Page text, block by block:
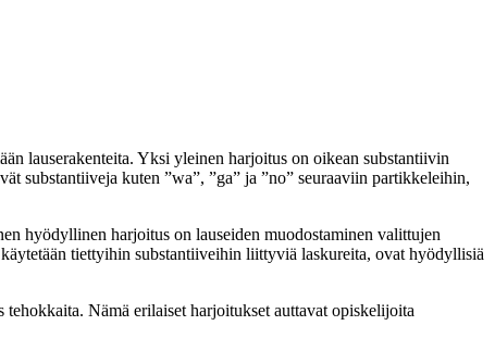
lauserakenteita. Yksi yleinen harjoitus on oikean substantiivin
substantiiveja kuten ”wa”, ”ga” ja ”no” seuraaviin partikkeleihin,
hyödyllinen harjoitus on lauseiden muodostaminen valittujen
tiettyihin substantiiveihin liittyviä laskureita, ovat hyödyllisiä
Nämä erilaiset harjoitukset auttavat opiskelijoita